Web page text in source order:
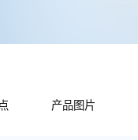
产品图片